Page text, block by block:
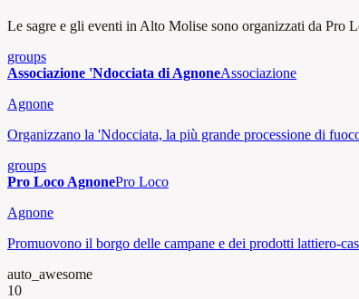
Le sagre e gli eventi in Alto Molise sono organizzati da Pro
groups
Associazione 'Ndocciata di AgnoneAssociazione
Agnone
Organizzano la 'Ndocciata, la più grande processione di
groups
Pro Loco AgnonePro Loco
Agnone
Promuovono il borgo delle campane e dei prodotti lattiero-
auto_awesome
10